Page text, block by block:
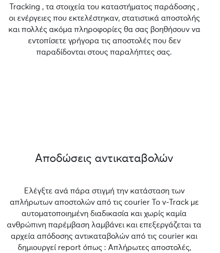
Tracking , τα στοιχεία του καταστήματος παράδοσης ,
οι ενέργειες που εκτελέστηκαν, στατιστικά αποστολής
και πολλές ακόμα πληροφορίες θα σας βοηθήσουν να
εντοπίσετε γρήγορα τις αποστολές που δεν
παραδίδονται στους παραλήπτες σας.
Αποδώσεις αντικαταβολών
Ελέγξτε ανά πάρα στιγμή την κατάσταση των
απλήρωτων αποστολών από τις courier Το v-Track με
αυτοματοποιημένη διαδικασία και χωρίς καμία
ανθρώπινη παρέμβαση λαμβάνει και επεξεργάζεται τα
αρχεία απόδοσης αντικαταβολών από τις courier και
δημιουργεί report όπως : Απλήρωτες αποστολές,